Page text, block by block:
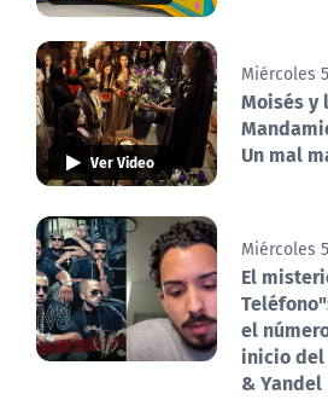
Ver Video
Miércoles
Moisés y
Un mal
Miércoles
El
el
inicio del
& Yandel